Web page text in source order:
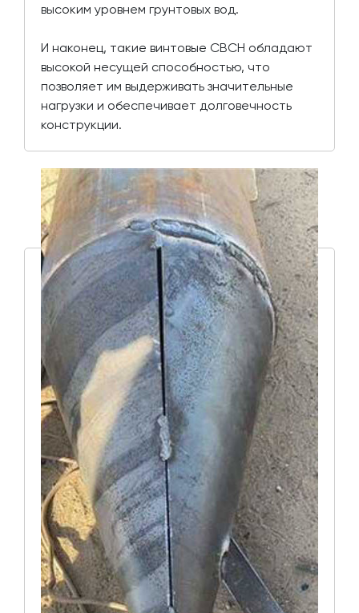
высоким уровнем грунтовых вод.
И наконец, такие винтовые СВСН обладают
высокой несущей способностью, что
позволяет им выдерживать значительные
нагрузки и обеспечивает долговечность
конструкции.